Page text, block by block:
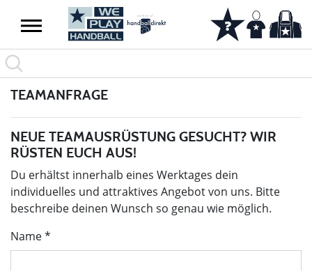
TEAMANFRAGE
NEUE TEAMAUSRÜSTUNG GESUCHT? WIR
RÜSTEN EUCH AUS!
Du erhältst innerhalb eines Werktages dein
individuelles und attraktives Angebot von uns. Bitte
beschreibe deinen Wunsch so genau wie möglich.
Name